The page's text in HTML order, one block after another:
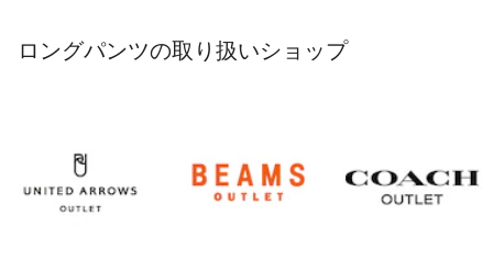
ロングパンツの取り扱いショップ